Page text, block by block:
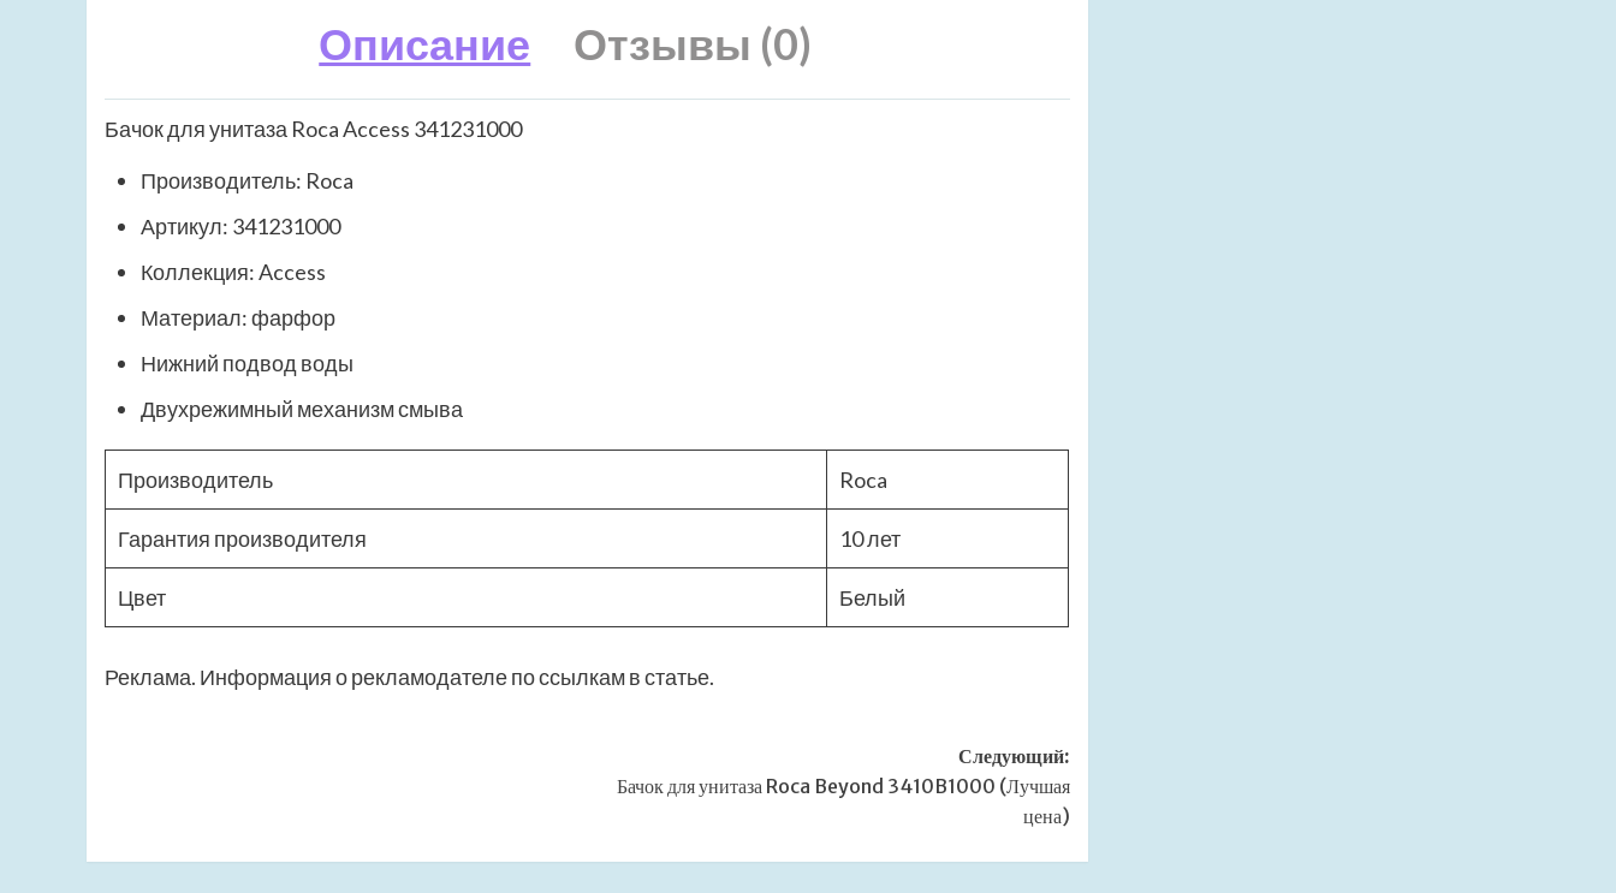
Описание Отзывы (0)
Бачок для унитаза Roca Access 341231000
Производитель: Roca
Артикул: 341231000
Коллекция: Access
Материал: фарфор
Нижний подвод воды
Двухрежимный механизм смыва
Производитель Roca
Гарантия производителя 10 лет
Цвет Белый
Реклама. Информация о рекламодателе по ссылкам в статье.
Следующий:
Бачок для унитаза Roca Beyond 3410B1000 (Лучшая
цена)